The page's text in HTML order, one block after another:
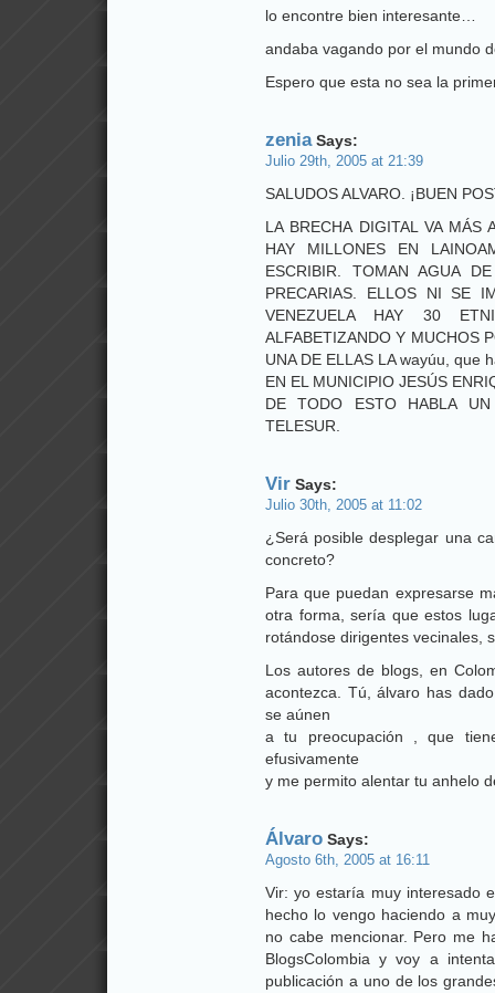
lo encontre bien interesante…
andaba vagando por el mundo
Espero que esta no sea la
zeniaSays:
Julio 29th, 2005 at 21:39
SALUDOS ALVARO. ¡BUEN
LA BRECHA DIGITAL VA
HAY MILLONES EN
ESCRIBIR. TOMAN AGUA
PRECARIAS. ELLOS NI SE
VENEZUELA HAY 30
ALFABETIZANDO Y MUCHOS
UNA DE ELLAS LA wayúu, que
EN EL MUNICIPIO JESÚS
DE TODO ESTO HABLA UN
TELESUR.
Vir Says:
Julio 30th, 2005 at 11:02
¿Será posible desplegar una
concreto?
Para que puedan expresarse
otra forma, sería que estos
rotándose dirigentes vecinales,
Los autores de blogs, en
acontezca. Tú, álvaro has
se aúnen
a tu preocupación , que
efusivamente
y me permito alentar tu anhelo
Álvaro Says:
Agosto 6th, 2005 at 16:11
Vir: yo estaría muy interesado
hecho lo vengo haciendo a
no cabe mencionar. Pero me
BlogsColombia y voy a
publicación a uno de los